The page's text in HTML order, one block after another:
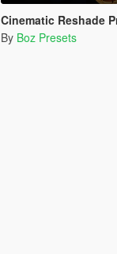
Cinematic Reshade
By Boz Presets